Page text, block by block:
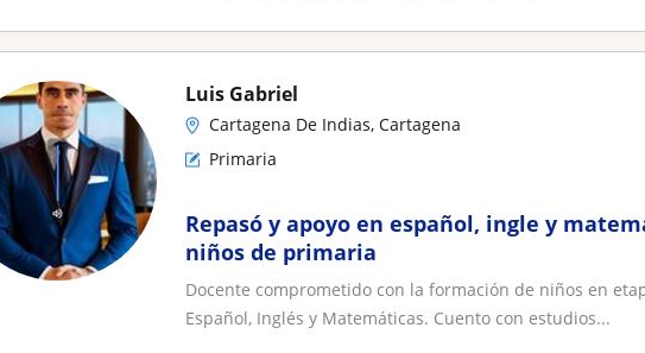
Luis Gabriel
Cartagena De Indias, Cartagena
Primaria
Repasó y apoyo en español, ingle y
niños de primaria
Docente comprometido con la formación de niños en
Español, Inglés y Matemáticas. Cuento con estudios...